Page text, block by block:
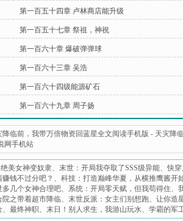
第一百五十四章 卢林商店能升级
第一百五十七章 祭祖，神祝
第一百六十章 爆破弹弹球
第一百六十三章 吴浩
第一百六十四级能源矿石
第一百六十九章 周子扬
降临前，我带万倍物资回蓝星全文阅读手机版 - 天灾降
网手机站
美女神变奴隶、 末世：开局我夺取了SSS级异能、快穿
钱不过分吧？ 、 科技：打造巅峰华夏，从横推鹰酱开
多几个女神合理吧、 系统：开局零天赋，但我苟得住、
院之带着超市降临、 末世反派：女主们别想跑、 让你造
、 最终神职、 末日！别人求生，我游山玩水、 学霸的军